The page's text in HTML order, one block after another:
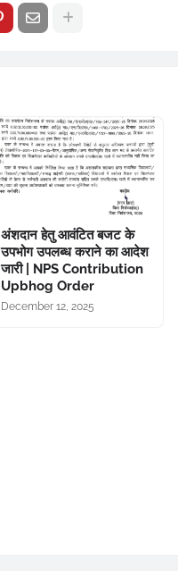
अंशदान हेतु आवंटित बजट के
उपभोग उपलब्ध कराने का आदेश
जारी | NPS Contribution
Upbhog Order
December 12, 2025